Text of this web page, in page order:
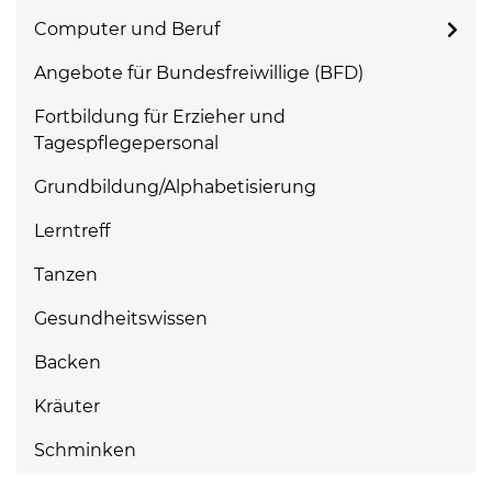
Computer und Beruf
Angebote für Bundesfreiwillige (BFD)
Fortbildung für Erzieher und
Tagespflegepersonal
Grundbildung/Alphabetisierung
Lerntreff
Tanzen
Gesundheitswissen
Backen
Kräuter
Schminken